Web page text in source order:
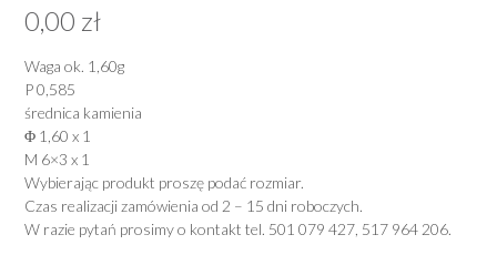
0,00 zł
Waga ok. 1,60g
P 0,585
średnica kamienia
Φ 1,60 x 1
M 6×3 x 1
Wybierając produkt proszę podać rozmiar.
Czas realizacji zamówienia od 2 – 15 dni roboczych.
W razie pytań prosimy o kontakt tel. 501 079 427, 517 964 206.